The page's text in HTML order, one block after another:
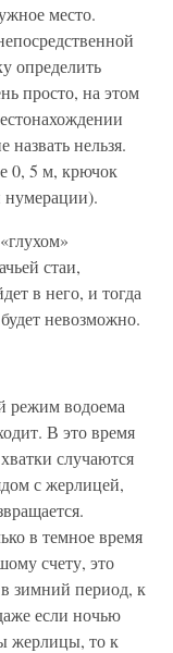
место.
определить
просто, на этом
назвать нельзя.
0, 5 м, крючок
стаи,
в него, и тогда
невозможно.
режим водоема
В это время
случаются
с жерлицей,
в темное время
счету, это
зимний период, к
если ночью
жерлицы, то к